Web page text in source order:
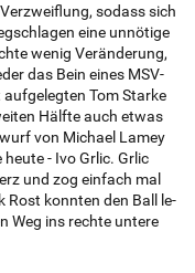
so­dass sich
eine un­nö­ti­ge
wenig Ver­än­de­rung,
das Bein eines MSV-
Tom Star­ke
Hälf­te auch etwas
von Mi­cha­el Lamey
- Ivo Grlic. Grlic
und zog ein­fach mal
Rost konn­ten den Ball le­
Weg ins rech­te un­te­re